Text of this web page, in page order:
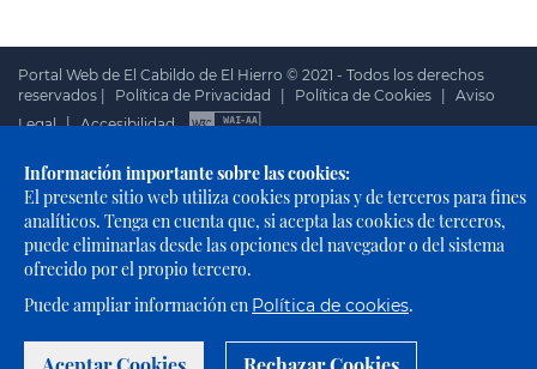
Información importante sobre las cookies:
El presente sitio web utiliza cookies propias y de terceros para fines
analíticos. Tenga en cuenta que, si acepta las cookies de terceros,
puede eliminarlas desde las opciones del navegador o del sistema
ofrecido por el propio tercero.
Puede ampliar información en Política de cookies.
Portal Web de El Cabildo de El Hierro © 2021 - Todos los derechos
reservados |
Política de Privacidad Política de Cookies
Aviso
Legal | Accesibilidad